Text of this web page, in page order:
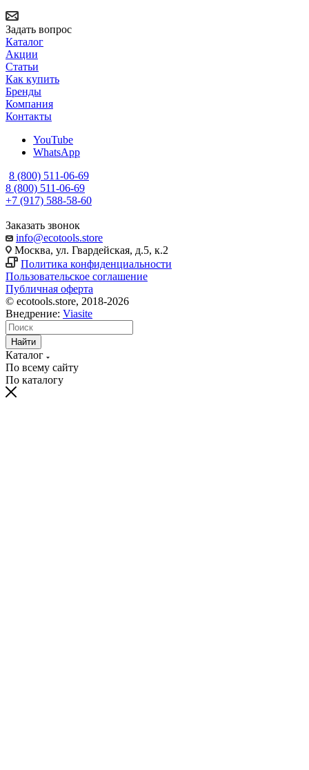
Задать вопрос
Каталог
Акции
Статьи
Как купить
Бренды
Компания
Контакты
YouTube
WhatsApp
8 (800) 511-06-69
8 (800) 511-06-69
+7 (917) 588-58-60
Заказать звонок
info@ecotools.store
Москва, ул. Гвардейская, д.5, к.2
Политика конфиденциальности
Пользовательское соглашение
Публичная оферта
© ecotools.store, 2018-2026
Внедрение: Viasite
Найти
Каталог
По всему сайту
По каталогу